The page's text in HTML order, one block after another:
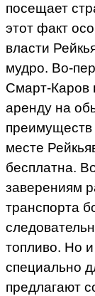
посещает
этот факт
власти
мудро. Во-
Смарт-Каров
аренду на
месте
бесплатна.
заверениям
транспорта
топливо. Но
специально
предлагают